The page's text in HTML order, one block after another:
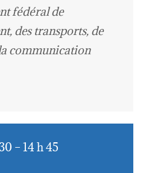
fédéral de
des transports, de
communication
– 14 h 45